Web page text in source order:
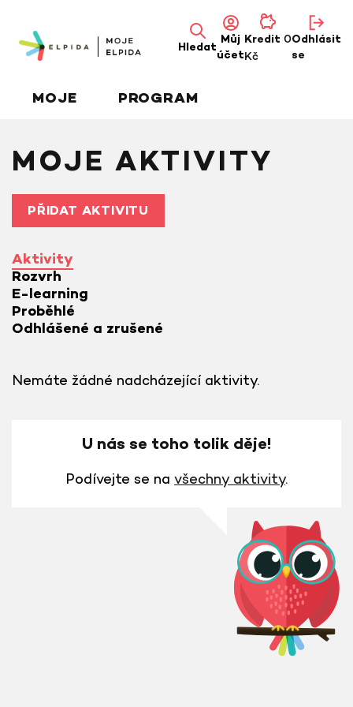
MOJE PROGRAM
Hledat
Můj
účet
Kredit 0
Kč
Odhlásit
se
MOJE AKTIVITY
PŘIDAT AKTIVITU
Aktivity
Rozvrh
E-learning
Proběhlé
Odhlášené a zrušené
Nemáte žádné nadcházející aktivity.
U nás se toho tolik děje!
Podívejte se na všechny aktivity.